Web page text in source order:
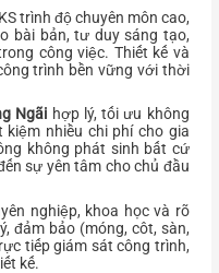
trình độ chuyên môn cao,
bài bản, tư duy sáng tạo,
công việc. Thiết kế và
trình bền vững với thời
Ngãi hợp lý, tối ưu không
nhiều chi phí cho gia
không phát sinh bất cứ
sự yên tâm cho chủ đầu
nghiệp, khoa học và rõ
đảm bảo (móng, côt, sàn,
tiếp giám sát công trình,
kế.